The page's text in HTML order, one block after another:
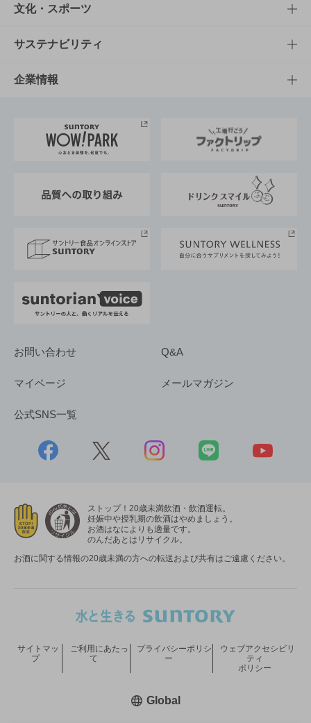
商品一覧
商品発売情報
栄養成分一覧
知る・楽しむTOP
キャンペーン
工場見学
地域情報
文化・スポーツ
文化・スポーツTOP
サントリーホール
サントリーサンバーズ大阪
サステナビリティ
サステナビリティTOP
サントリーが考えるサステナビリティ経営
企業情報
企業概要
採用情報
お問い合わせ Q&A
マイページ メールマガジン
公式SNS一覧
ストップ！20歳未満飲酒・飲酒運転。
妊娠中や授乳期の飲酒はやめましょう。
お酒はなによりも適量です。
のんだあとはリサイクル。
お酒に関する情報の20歳未満の方への転送および共有はご遠慮ください。
サイトマッ
プ
ご利用にあたっ
て
プライバシーポリシ
ー
ウェブアクセシビリ
ティ
ポリシー
Global新しいウィンドウで開く